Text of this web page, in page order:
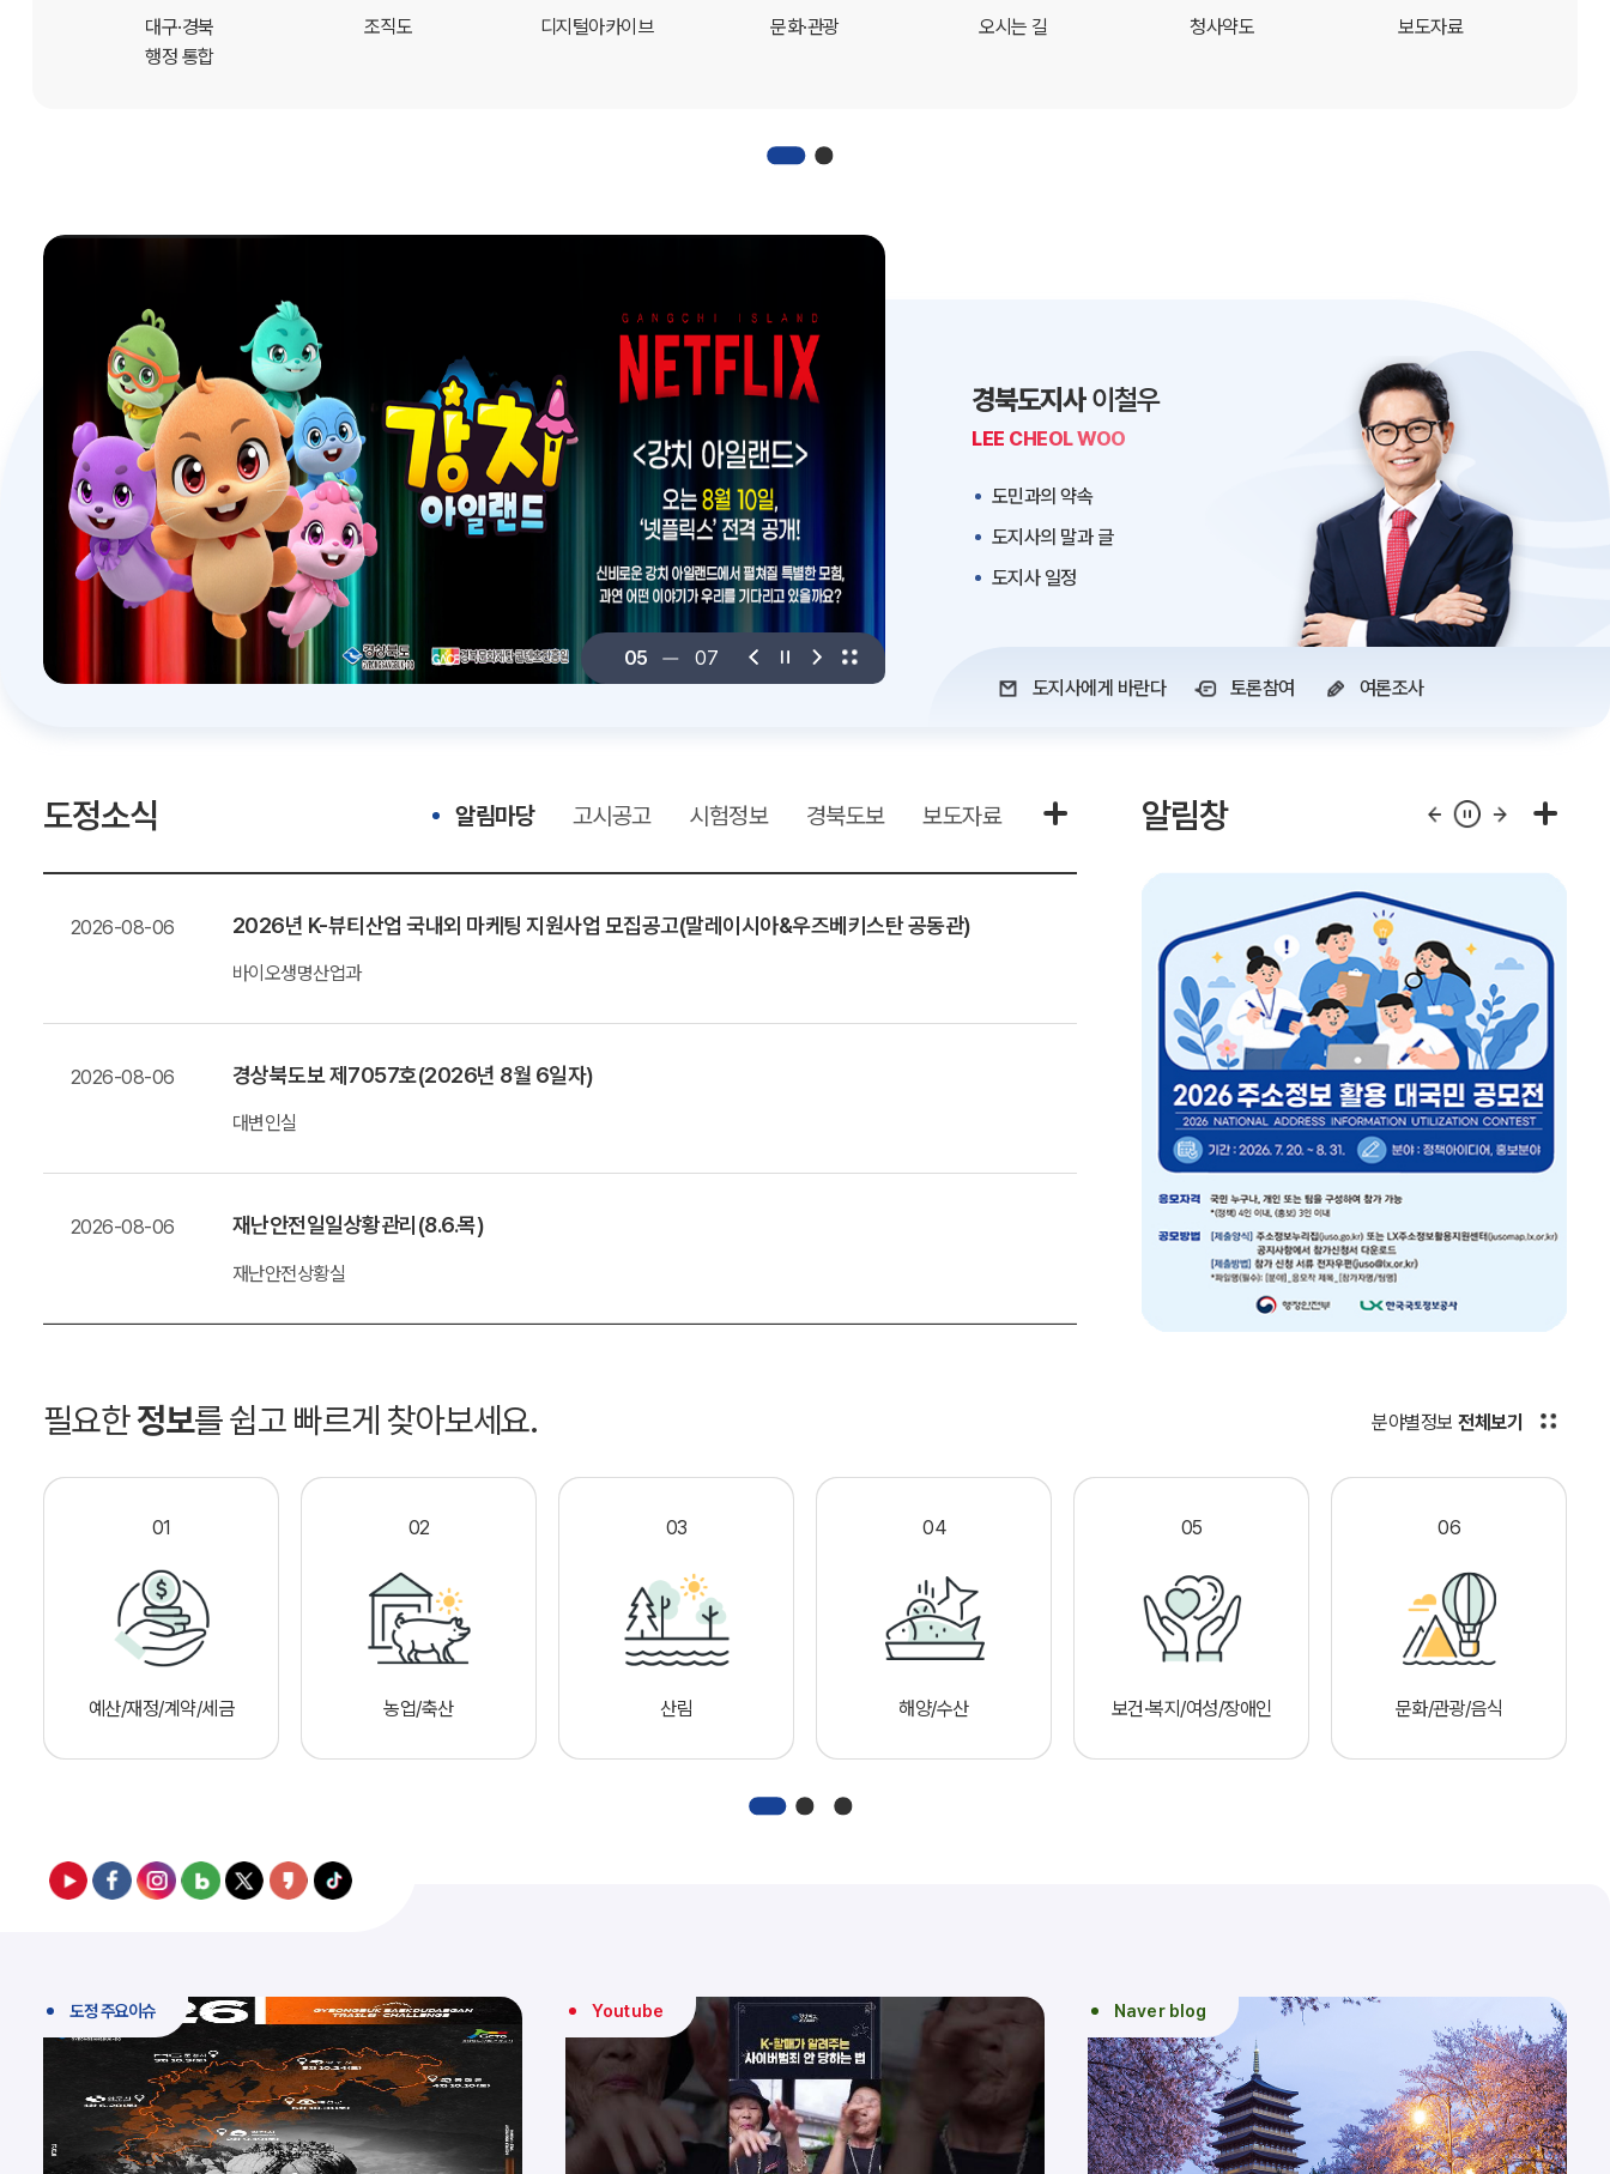
대구·경북
행정 통합
조직도 디지털아카이브 문화·관광 오시는 길 청사약도 보도자료
06 07
경북도지사이철우
LEE CHEOL WOO
도민과의 약속
도지사의 말과 글
도지사 일정
도지사에게 바란다 토론참여 여론조사
도정소식 알림마당 고시공고 시험정보 경북도보 보도자료
2026-08-06 2026년 K-뷰티산업 국내외 마케팅 지원사업 모집공고(말레이시아&우즈베키스탄 공동관)
바이오생명산업과
2026-08-06 경상북도보 제7057호(2026년 8월 6일자)
대변인실
2026-08-06 재난안전일일상황관리(8.6.목)
재난안전상황실
알림창
필요한정보를 쉽고 빠르게 찾아보세요.
01
예산/재정/계약/세금
02
농업/축산
03
산림
04
해양/수산
05
보건·복지/여성/장애인
06
문화/관광/음식
분야별정보 전체보기
도정 주요이슈 Youtube Naver blog